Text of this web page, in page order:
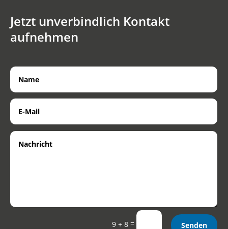
Jetzt unverbindlich Kontakt
aufnehmen
9 + 8= Senden